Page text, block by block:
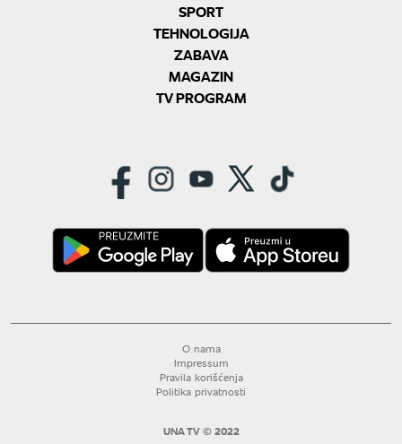
SPORT
TEHNOLOGIJA
ZABAVA
MAGAZIN
TV PROGRAM
O nama
Impressum
Pravila korišćenja
Politika privatnosti
UNA TV © 2022